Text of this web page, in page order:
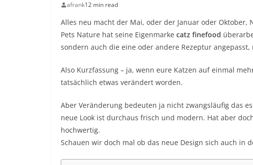
afrank12 min read
Alles neu macht der Mai, oder der Januar oder Oktober,
Pets Nature hat seine Eigenmarke catz finefood
sondern auch die eine oder andere Rezeptur
Also Kurzfassung – ja, wenn eure Katzen auf einmal
tatsächlich etwas verändert worden.
Aber Veränderung bedeuten ja nicht zwangsläufig das
neue Look ist durchaus frisch und modern. Hat aber
hochwertig.
Schauen wir doch mal ob das neue Design sich auch in